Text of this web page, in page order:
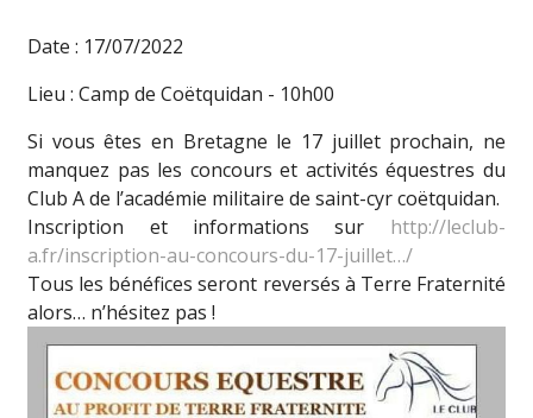
Date : 17/07/2022
Lieu : Camp de Coëtquidan - 10h00
Si vous êtes en Bretagne le 17 juillet prochain, ne
manquez pas les concours et activités équestres du
Club A de l’académie militaire de saint-cyr coëtquidan.
Inscription et informations sur http://leclub-
a.fr/inscription-au-concours-du-17-juillet…/
Tous les bénéfices seront reversés à Terre Fraternité
alors… n’hésitez pas !